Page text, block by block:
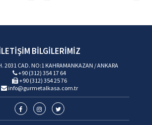
BİLGİLERİMİZ
2031 CAD. NO:1 KAHRAMANKAZAN / ANKARA
+90 (312) 354 17 64
+90 (312) 354 25 76
info@gurmetalkasa.com.tr